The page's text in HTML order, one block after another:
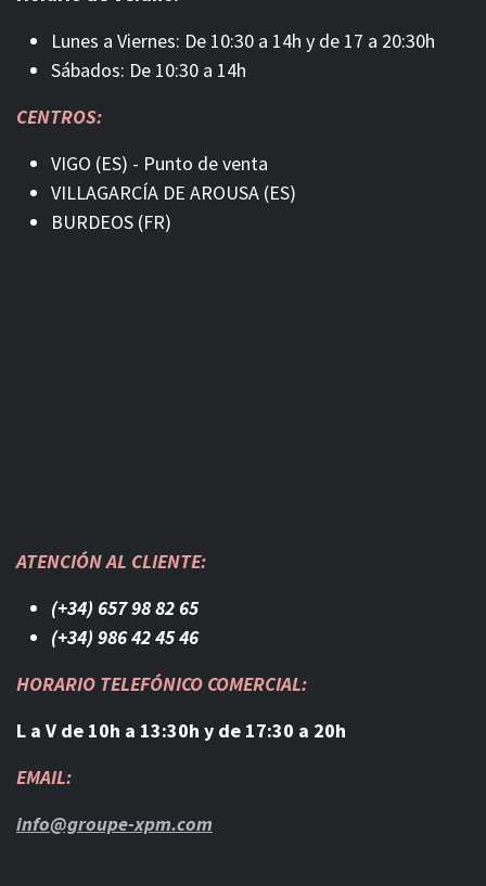
Lunes a Viernes: De 10:30 a 14h y de 17 a 20:30h
Sábados: De 10:30 a 14h
CENTROS:
VIGO (ES) - Punto de venta
VILLAGARCÍA DE AROUSA (ES)
BURDEOS (FR)
ATENCIÓN AL CLIENTE:
(+34) 657 98 82 65
(+34) 986 42 45 46​
HORARIO TELEFÓNICO COMERCIAL:
L a V de 10h a 13:30h y de 17:30 a 20h
EMAIL:
info@groupe-xpm.com